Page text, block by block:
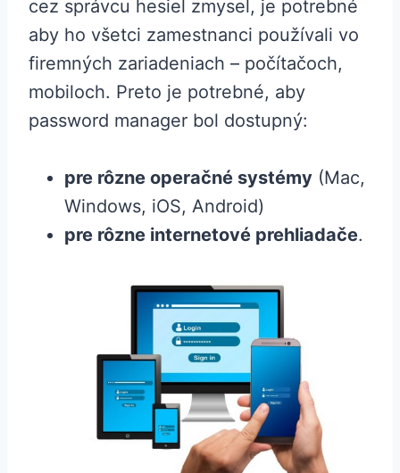
cez správcu hesiel zmysel, je potrebné
aby ho všetci zamestnanci používali vo
firemných zariadeniach – počítačoch,
mobiloch. Preto je potrebné, aby
password manager bol dostupný:
pre rôzne operačné systémy (Mac,
Windows, iOS, Android)
pre rôzne internetové prehliadače.